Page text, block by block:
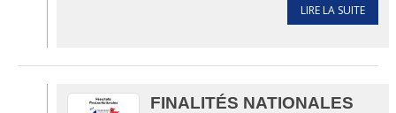
LIRE LA SUITE
FINALITÉS NATIONALES